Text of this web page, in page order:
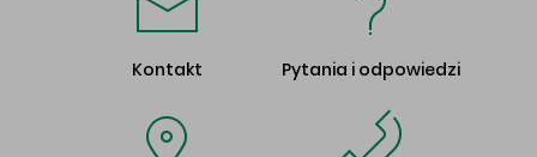
Kontakt Pytania i odpowiedzi